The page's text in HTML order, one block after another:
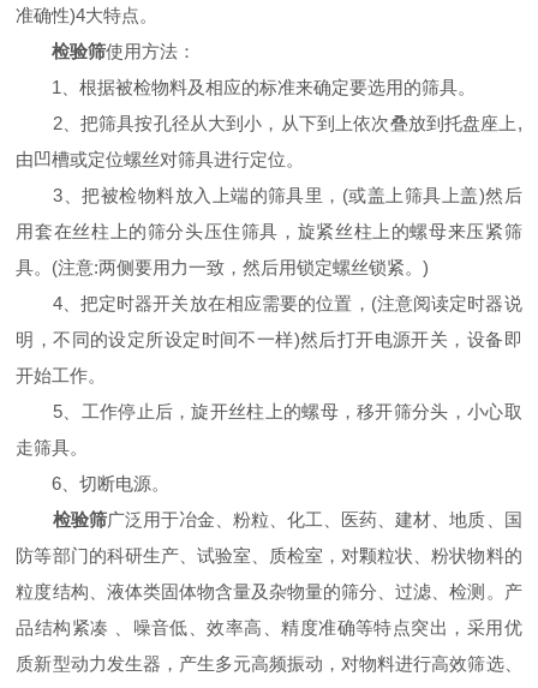
准确性)4大特点。
检验筛使用方法：
1、根据被检物料及相应的标准来确定要选用的筛具。
2、把筛具按孔径从大到小，从下到上依次叠放到托盘座上,
由凹槽或定位螺丝对筛具进行定位。
3、把被检物料放入上端的筛具里，(或盖上筛具上盖)然后
用套在丝柱上的筛分头压住筛具，旋紧丝柱上的螺母来压紧筛
具。(注意:两侧要用力一致，然后用锁定螺丝锁紧。)
4、把定时器开关放在相应需要的位置，(注意阅读定时器说
明，不同的设定所设定时间不一样)然后打开电源开关，设备即
开始工作。
5、工作停止后，旋开丝柱上的螺母，移开筛分头，小心取
走筛具。
6、切断电源。
检验筛广泛用于冶金、粉粒、化工、医药、建材、地质、国
防等部门的科研生产、试验室、质检室，对颗粒状、粉状物料的
粒度结构、液体类固体物含量及杂物量的筛分、过滤、检测。产
品结构紧凑 、噪音低、效率高、精度准确等特点突出，采用优
质新型动力发生器，产生多元高频振动，对物料进行高效筛选、